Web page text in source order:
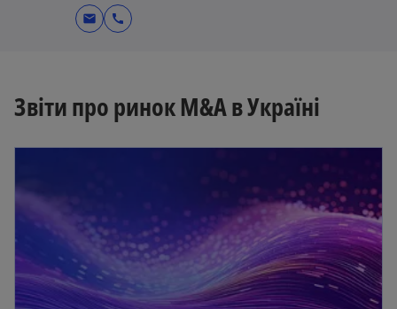
mail call
Звіти про ринок M&A в Україні